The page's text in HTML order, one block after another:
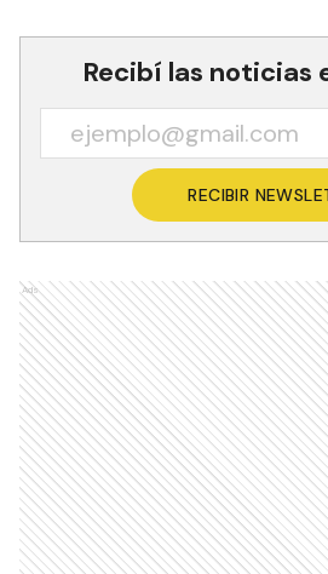
Recibí las noticias
RECIBIR
Ads